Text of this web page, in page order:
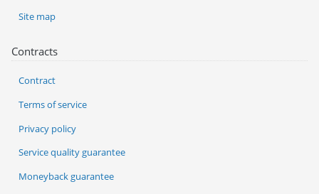
Site map
Contracts
Contract
Terms of service
Privacy policy
Service quality guarantee
Moneyback guarantee